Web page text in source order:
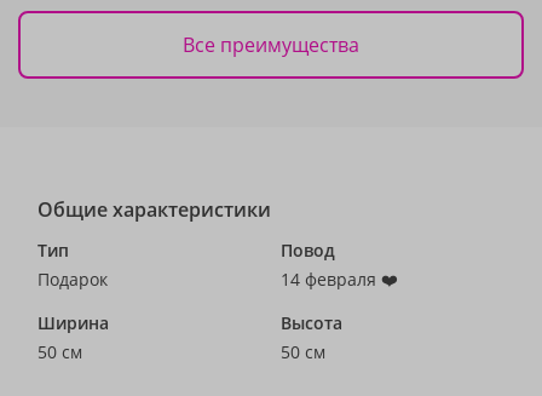
Все преимущества
Общие характеристики
Тип
Подарок
Повод
14 февраля ❤️
Ширина
50 см
Высота
50 см